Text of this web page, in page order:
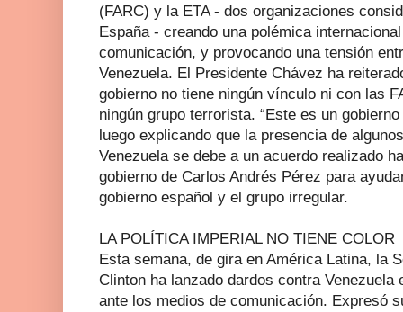
(FARC) y la ETA - dos organizaciones
España - creando una polémica
comunicación, y provocando una tensión
Venezuela. El Presidente Chávez ha
gobierno no tiene ningún vínculo ni con las
ningún grupo terrorista. “Este es un
luego explicando que la presencia de
Venezuela se debe a un acuerdo realizado
gobierno de Carlos Andrés Pérez para
gobierno español y el grupo irregular.
LA POLÍTICA IMPERIAL NO TIENE COLOR
Esta semana, de gira en América Latina, la
Clinton ha lanzado dardos contra
ante los medios de comunicación. Expresó